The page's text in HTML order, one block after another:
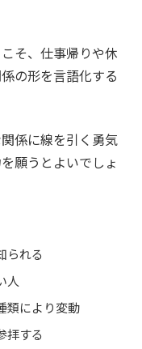
そ、仕事帰りや休
の形を言語化する
係に線を引く勇気
願うとよいでしょ
られる
人
類により変動
拝する